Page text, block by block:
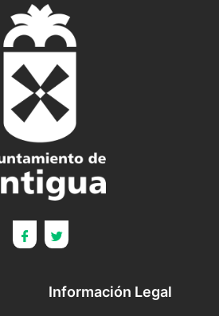
Información Legal